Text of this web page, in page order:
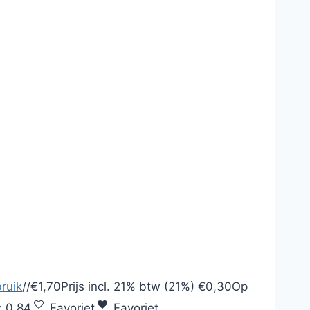
//€1,70Prijs incl. 21% btw (21%) €0,30Op